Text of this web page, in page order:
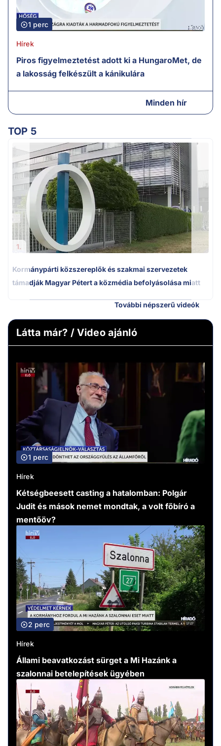
1 perc
Hírek
Piros figyelmeztetést adott ki a HungaroMet, de
a lakosság felkészült a kánikulára
Minden hír
TOP 5
1.
Kormánypárti közszereplők és szakmai szervezetek
támadják Magyar Pétert a közmédia befolyásolása miatt
További népszerű videók
Látta már? / Video ajánló
1 perc
Hírek
Kétségbeesett casting a hatalomban: Polgár
Judit és mások nemet mondtak, a volt főbíró a
mentőöv?
2 perc
Hírek
Állami beavatkozást sürget a Mi Hazánk a
szalonnai betelepítések ügyében